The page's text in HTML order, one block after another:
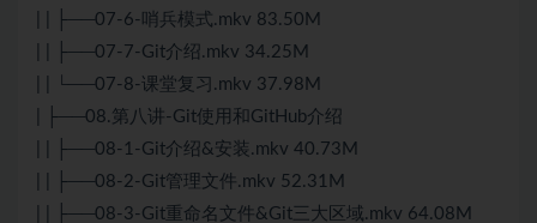
| | ├──07-6-哨兵模式.mkv 83.50M
| | ├──07-7-Git介绍.mkv 34.25M
| | └──07-8-课堂复习.mkv 37.98M
| ├──08.第八讲-Git使用和GitHub介绍
| | ├──08-1-Git介绍&安装.mkv 40.73M
| | ├──08-2-Git管理文件.mkv 52.31M
| | ├──08-3-Git重命名文件&Git三大区域.mkv 64.08M